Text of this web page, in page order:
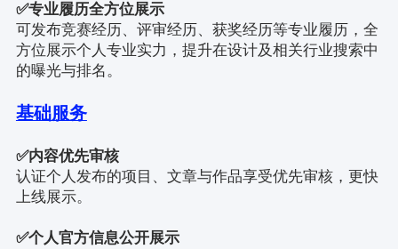
✅专业履历全方位展示
可发布竞赛经历、评审经历、获奖经历等专业履历，全
方位展示个人专业实力，提升在设计及相关行业搜索中
的曝光与排名。
基础服务
✅内容优先审核
认证个人发布的项目、文章与作品享受优先审核，更快
上线展示。
✅个人官方信息公开展示